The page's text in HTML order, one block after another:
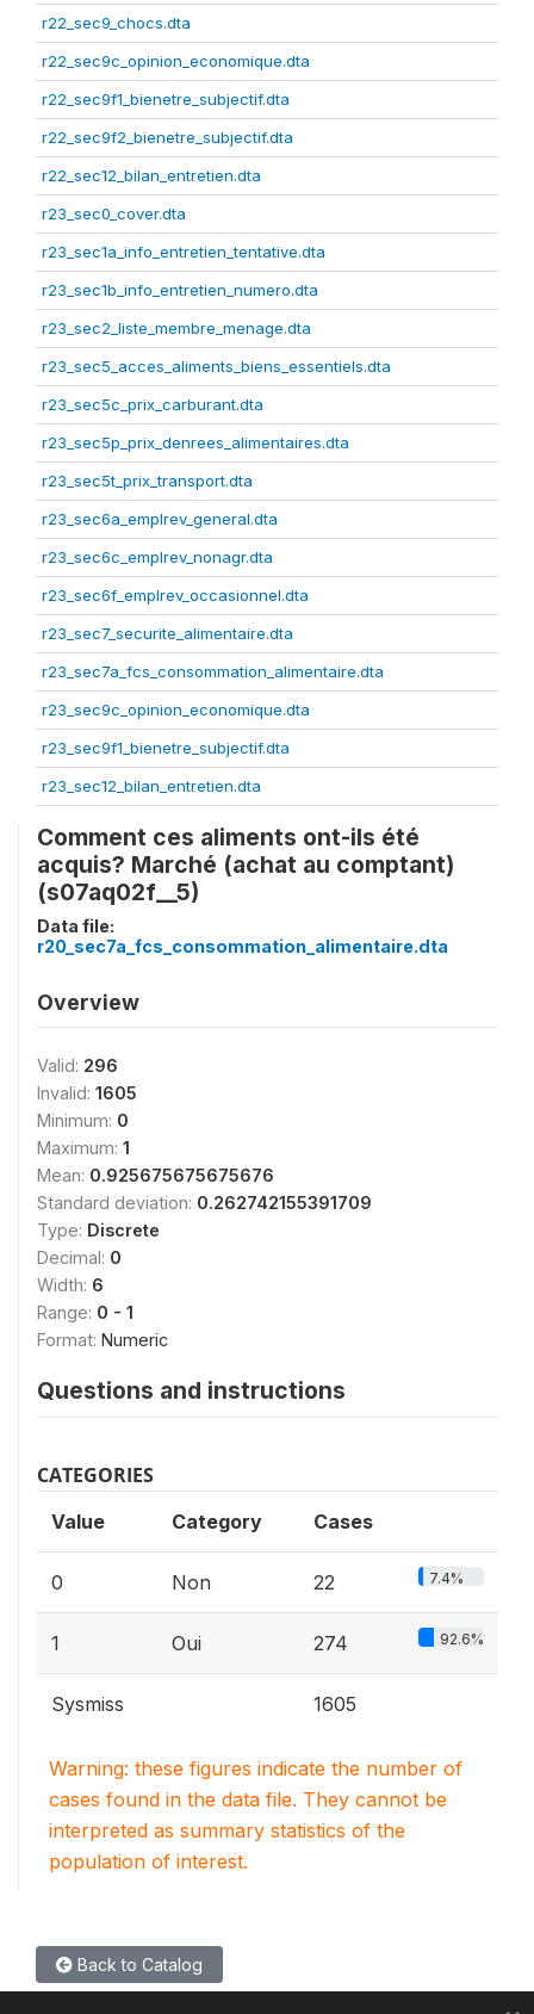
r22_sec9_chocs.dta
r22_sec9c_opinion_economique.dta
r22_sec9f1_bienetre_subjectif.dta
r22_sec9f2_bienetre_subjectif.dta
r22_sec12_bilan_entretien.dta
r23_sec0_cover.dta
r23_sec1a_info_entretien_tentative.dta
r23_sec1b_info_entretien_numero.dta
r23_sec2_liste_membre_menage.dta
r23_sec5_acces_aliments_biens_essentiels.dta
r23_sec5c_prix_carburant.dta
r23_sec5p_prix_denrees_alimentaires.dta
r23_sec5t_prix_transport.dta
r23_sec6a_emplrev_general.dta
r23_sec6c_emplrev_nonagr.dta
r23_sec6f_emplrev_occasionnel.dta
r23_sec7_securite_alimentaire.dta
r23_sec7a_fcs_consommation_alimentaire.dta
r23_sec9c_opinion_economique.dta
r23_sec9f1_bienetre_subjectif.dta
r23_sec12_bilan_entretien.dta
Comment ces aliments ont-ils été
acquis? Marché (achat au comptant)
(s07aq02f__5)
Data file:
r20_sec7a_fcs_consommation_alimentaire.dta
Overview
Valid: 296
Invalid: 1605
Minimum: 0
Maximum: 1
Mean: 0.925675675675676
Standard deviation: 0.262742155391709
Type: Discrete
Decimal: 0
Width: 6
Range: 0 - 1
Format: Numeric
Questions and instructions
CATEGORIES
Value Category Cases
0 Non 22 7.4%
1 Oui 274 92.6%
Sysmiss 1605
Warning: these figures indicate the number of
cases found in the data file. They cannot be
interpreted as summary statistics of the
population of interest.
Back to Catalog